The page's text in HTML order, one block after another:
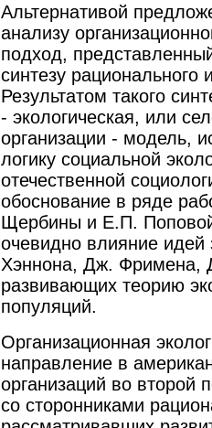
Альтернативой
анализу
подход,
синтезу рационального
Результатом такого
- экологическая, или
организации - модель,
логику социальной
отечественной
обоснование в ряде
Щербины и Е.П.
очевидно влияние
Хэннона, Дж. Фримена,
развивающих теорию
популяций.
Организационная
направление в
организаций во второй
со сторонниками